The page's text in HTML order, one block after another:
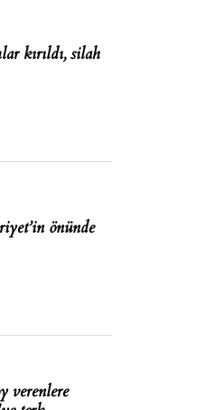
kırıldı, silah
önünde
verenlere